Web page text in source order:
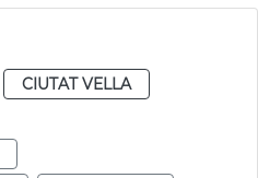
CIUTAT VELLA